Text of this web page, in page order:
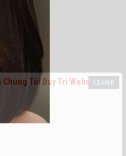
Chúng Tôi Duy Trì Website